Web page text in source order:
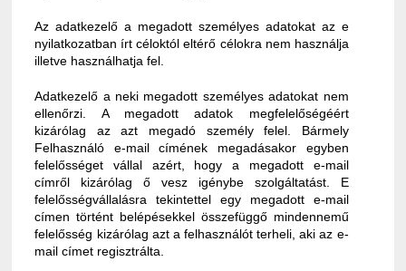
Az adatkezelő a megadott személyes adatokat az e
nyilatkozatban írt céloktól eltérő célokra nem használja
illetve használhatja fel.
Adatkezelő a neki megadott személyes adatokat nem
ellenőrzi. A megadott adatok megfelelőségéért
kizárólag az azt megadó személy felel. Bármely
Felhasználó e-mail címének megadásakor egyben
felelősséget vállal azért, hogy a megadott e-mail
címről kizárólag ő vesz igénybe szolgáltatást. E
felelősségvállalásra tekintettel egy megadott e-mail
címen történt belépésekkel összefüggő mindennemű
felelősség kizárólag azt a felhasználót terheli, aki az e-
mail címet regisztrálta.